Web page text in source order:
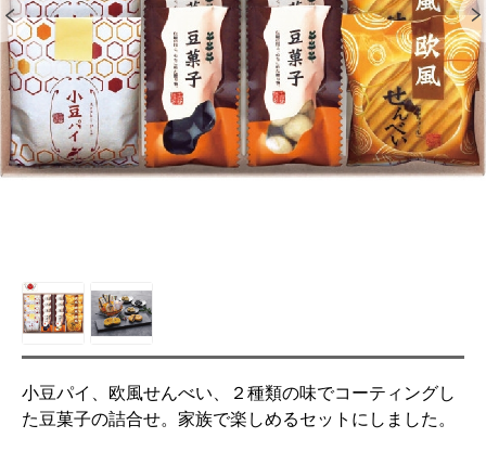
小豆パイ、欧風せんべい、２種類の味でコーティングし
た豆菓子の詰合せ。家族で楽しめるセットにしました。